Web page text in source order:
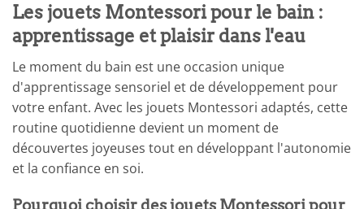
Les jouets Montessori pour le bain :
apprentissage et plaisir dans l'eau
Le moment du bain est une occasion unique
d'apprentissage sensoriel et de développement pour
votre enfant. Avec les jouets Montessori adaptés, cette
routine quotidienne devient un moment de
découvertes joyeuses tout en développant l'autonomie
et la confiance en soi.